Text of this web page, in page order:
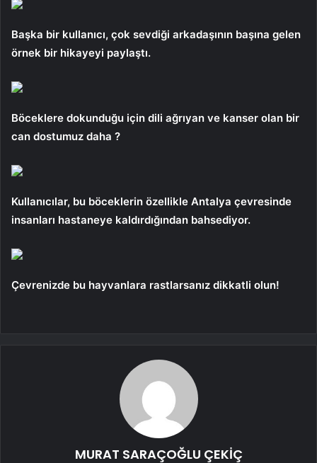
Başka bir kullanıcı, çok sevdiği arkadaşının başına gelen
örnek bir hikayeyi paylaştı.
Böceklere dokunduğu için dili ağrıyan ve kanser olan bir
can dostumuz daha ?
Kullanıcılar, bu böceklerin özellikle Antalya çevresinde
insanları hastaneye kaldırdığından bahsediyor.
Çevrenizde bu hayvanlara rastlarsanız dikkatli olun!
MURAT SARAÇOĞLU ÇEKİÇ